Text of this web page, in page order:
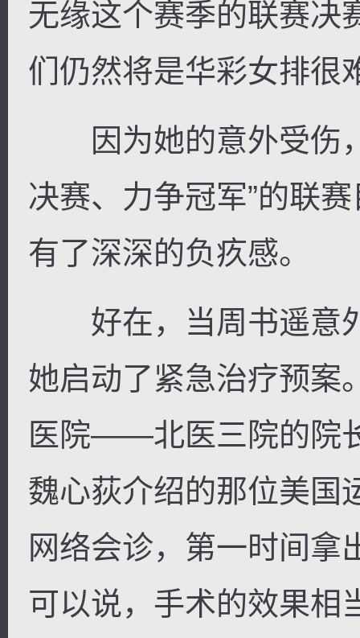
无缘这个赛季的联赛决
们仍然将是华彩女排很
因为她的意外受伤，
决赛、力争冠军”的联
有了深深的负疚感。
好在，当周书遥意
她启动了紧急治疗预案
医院——北医三院的院
魏心荻介绍的那位美国
网络会诊，第一时间拿
可以说，手术的效果相